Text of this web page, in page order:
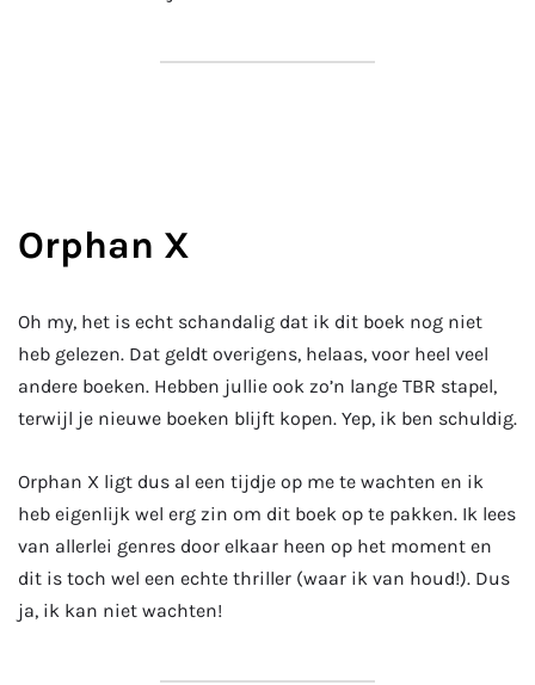
Orphan X
Oh my, het is echt schandalig dat ik dit boek nog niet
heb gelezen. Dat geldt overigens, helaas, voor heel veel
andere boeken. Hebben jullie ook zo’n lange TBR stapel,
terwijl je nieuwe boeken blijft kopen. Yep, ik ben schuldig.
Orphan X ligt dus al een tijdje op me te wachten en ik
heb eigenlijk wel erg zin om dit boek op te pakken. Ik lees
van allerlei genres door elkaar heen op het moment en
dit is toch wel een echte thriller (waar ik van houd!). Dus
ja, ik kan niet wachten!